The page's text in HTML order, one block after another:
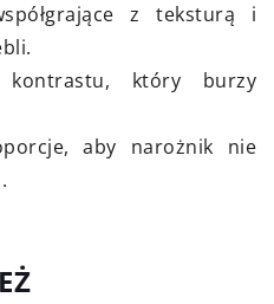
z teksturą i
kontrastu, który burzy
aby narożnik nie